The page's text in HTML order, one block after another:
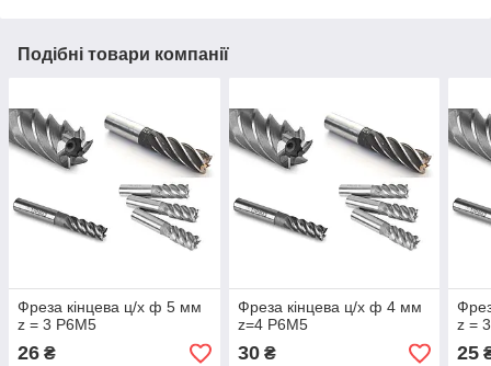
Подібні товари компанії
Фреза кінцева ц/х ф 5 мм
z = 3 Р6М5
26 ₴
Фреза кінцева ц/х ф 4 мм
z=4 Р6М5
30₴
z =
25